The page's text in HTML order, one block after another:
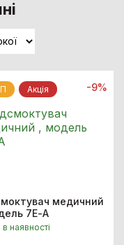
Акцiя -9%
медичний
7Е-А
в наявності